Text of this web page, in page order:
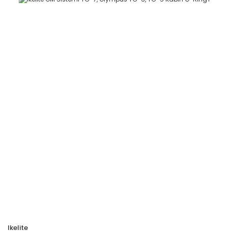
Ikelite